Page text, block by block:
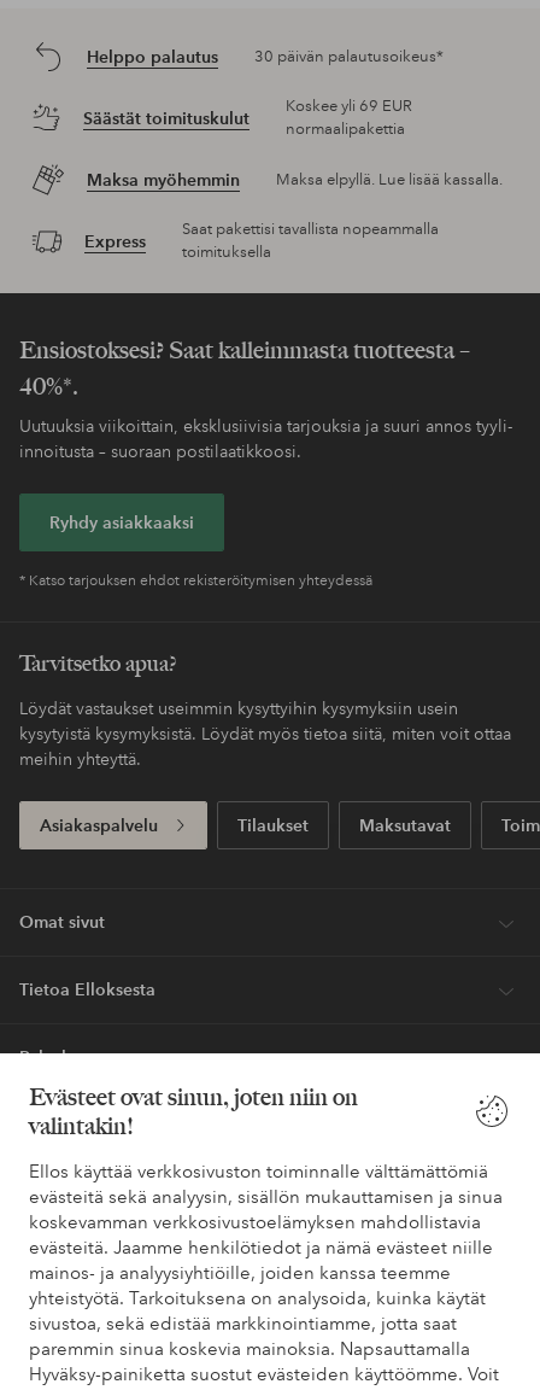
Evästeet ovat sinun, joten niin on
valintakin!
Ellos käyttää verkkosivuston toiminnalle välttämättömiä
evästeitä sekä analyysin, sisällön mukauttamisen ja sinua
koskevamman verkkosivustoelämyksen mahdollistavia
evästeitä. Jaamme henkilötiedot ja nämä evästeet niille
mainos- ja analyysiyhtiöille, joiden kanssa teemme
yhteistyötä. Tarkoituksena on analysoida, kuinka käytät
sivustoa, sekä edistää markkinointiamme, jotta saat
paremmin sinua koskevia mainoksia. Napsauttamalla
Hyväksy-painiketta suostut evästeiden käyttöömme. Voit
Helppo palautus 30 päivän palautusoikeus*
Säästät toimituskulut
Koskee yli 69 EUR
normaalipakettia
Maksa myöhemmin Maksa elpyllä. Lue lisää kassalla.
Express
Saat pakettisi tavallista nopeammalla
toimituksella
Ensiostoksesi? Saat kalleimmasta tuotteesta –
40%*.
Uutuuksia viikoittain, eksklusiivisia tarjouksia ja suuri annos tyyli-
innoitusta – suoraan postilaatikkoosi.
Ryhdy asiakkaaksi
* Katso tarjouksen ehdot rekisteröitymisen yhteydessä
Tarvitsetko apua?
Löydät vastaukset useimmin kysyttyihin kysymyksiin usein
kysytyistä kysymyksistä. Löydät myös tietoa siitä, miten voit ottaa
meihin yhteyttä.
Asiakaspalvelu Tilaukset Maksutavat
Omat sivut
Tietoa Elloksesta
Palvelumme
Ehdot
Ystävät
Turvalliset maksut – maksa nyt tai erissä
Haluatko tietää lisää maksuvaihtoehdoistamme?
elpy elpy